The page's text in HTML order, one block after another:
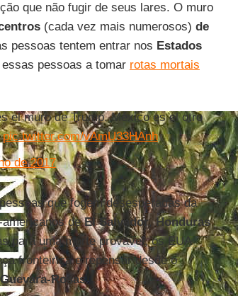
que não fugir de seus lares. O muro
(cada vez mais numerosos) de
pessoas tentem entrar nos Estados
pessoas a tomar rotas mortais
el muro de Trump. México es el otro
pic.twitter.com/vAmU33HAnh
de 2017
que fogem desesperadas da
deEl Salvador,Honduras
para uma morte provável, os EUA
fronteiriça e repensar desde o
Guevara-Rosas.